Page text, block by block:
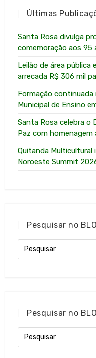
Últimas
Santa Rosa divulga
comemoração aos 95
Leilão de área pública
arrecada R$ 306 mil
Formação continuada
Municipal de Ensino
Santa Rosa celebra o
Paz com homenagem
Quitanda Multicultural
Noroeste Summit
Pesquisar no
Pesquisar no